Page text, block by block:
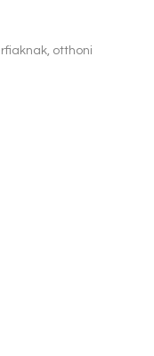
otthoni